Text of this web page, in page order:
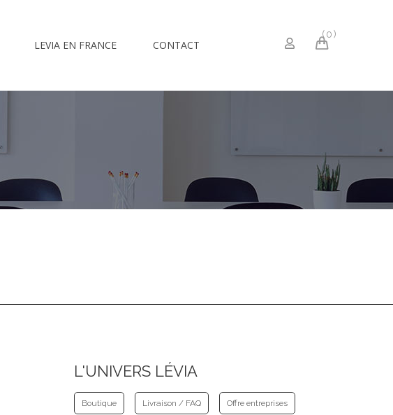
LEVIA EN FRANCE CONTACT
0
L'UNIVERS LÉVIA
Boutique Livraison / FAQ Offre entreprises